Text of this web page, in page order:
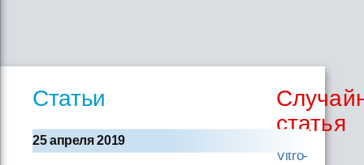
Статьи
25 апреля 2019
статья
Vitro-